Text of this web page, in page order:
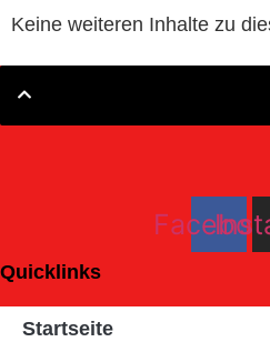
Keine weiteren Inhalte zu
Quicklinks
Startseite